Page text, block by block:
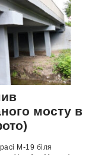
мосту в
М-19 біля